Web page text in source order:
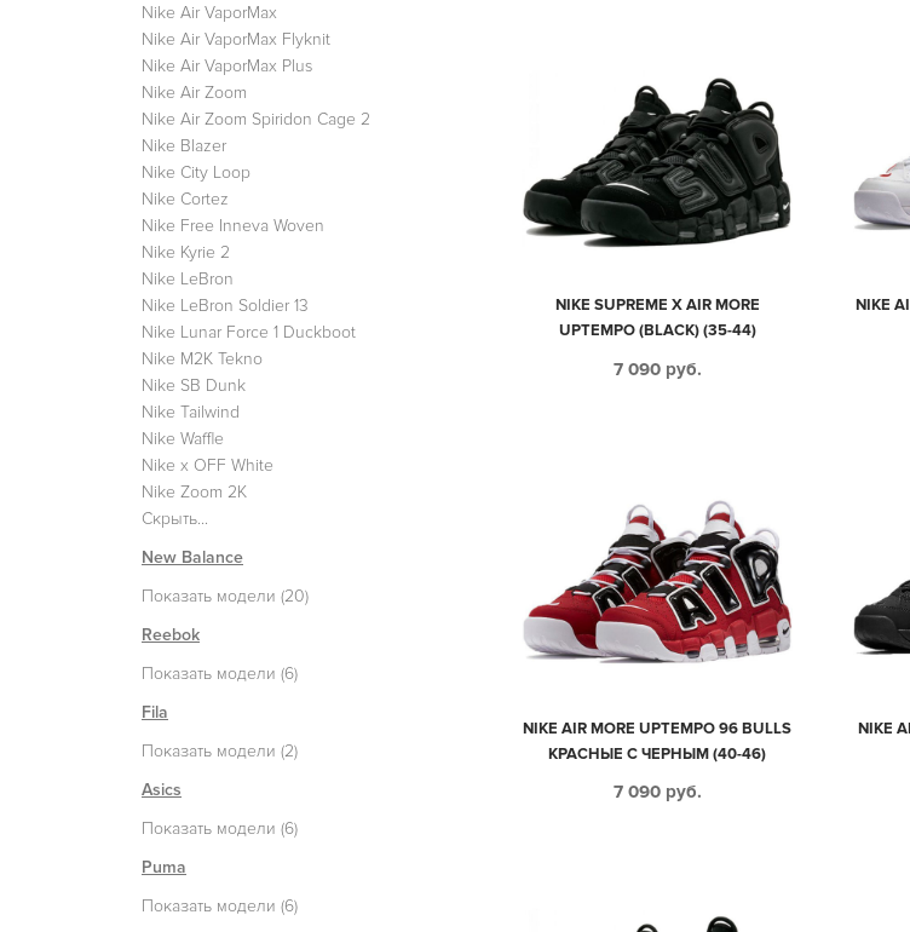
NIKE SUPREME X AIR MORE
UPTEMPO (BLACK) (35-44)
7 090 руб.
NIKE
NIKE AIR MORE UPTEMPO 96 BULLS
КРАСНЫЕ С ЧЕРНЫМ (40-46)
7 090 руб.
NIKE
Nike Air VaporMax
Nike Air VaporMax Flyknit
Nike Air VaporMax Plus
Nike Air Zoom
Nike Air Zoom Spiridon Cage 2
Nike Blazer
Nike City Loop
Nike Cortez
Nike Free Inneva Woven
Nike Kyrie 2
Nike LeBron
Nike LeBron Soldier 13
Nike Lunar Force 1 Duckboot
Nike M2K Tekno
Nike SB Dunk
Nike Tailwind
Nike Waffle
Nike x OFF White
Nike Zoom 2K
Скрыть...
New Balance
Показать модели (20)
Reebok
Показать модели (6)
Fila
Показать модели (2)
Asics
Показать модели (6)
Puma
Показать модели (6)